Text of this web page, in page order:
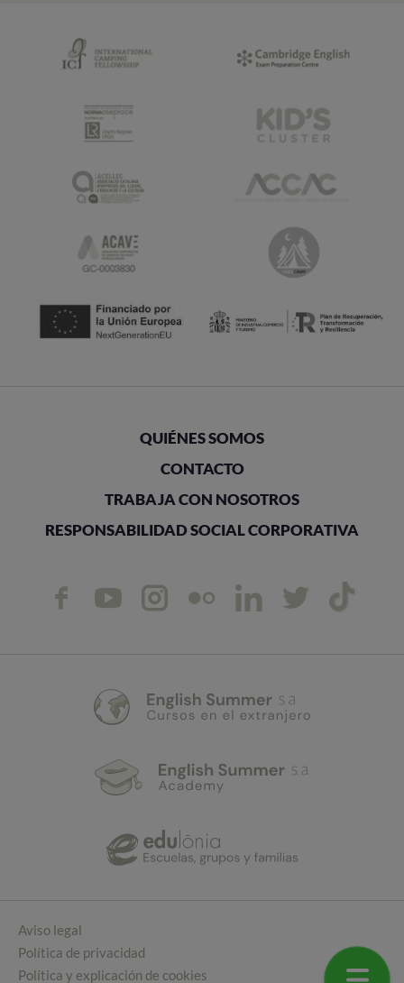
QUIÉNES SOMOS
CONTACTO
TRABAJA CON NOSOTROS
RESPONSABILIDAD SOCIAL CORPORATIVA
Aviso legal
Política de privacidad
Política y explicación de cookies